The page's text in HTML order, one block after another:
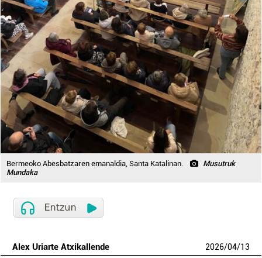
Bermeoko Abesbatzaren emanaldia, Santa Katalinan.
Musutruk
Mundaka
Alex Uriarte Atxikallende 2026/04/13